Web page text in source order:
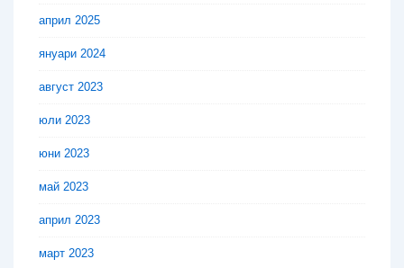
април 2025
януари 2024
август 2023
юли 2023
юни 2023
май 2023
април 2023
март 2023